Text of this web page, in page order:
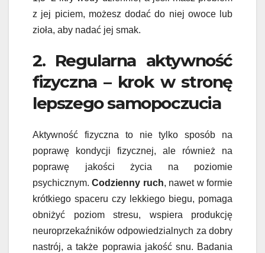
z jej piciem, możesz dodać do niej owoce lub
zioła, aby nadać jej smak.
2. Regularna aktywność
fizyczna – krok w stronę
lepszego samopoczucia
Aktywność fizyczna to nie tylko sposób na
poprawę kondycji fizycznej, ale również na
poprawę jakości życia na poziomie
psychicznym.Codzienny ruch, nawet w formie
krótkiego spaceru czy lekkiego biegu, pomaga
obniżyć poziom stresu, wspiera produkcję
neuroprzekaźników odpowiedzialnych za dobry
nastrój, a także poprawia jakość snu. Badania